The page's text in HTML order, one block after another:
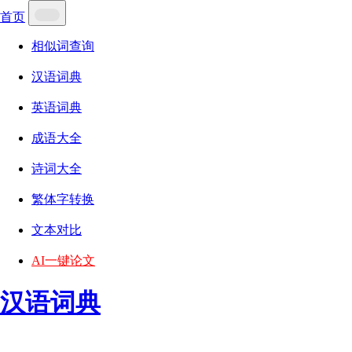
首页
相似词查询
汉语词典
英语词典
成语大全
诗词大全
繁体字转换
文本对比
AI一键论文
汉语词典